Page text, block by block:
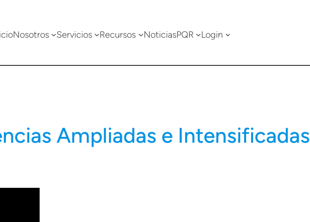
Nosotros Servicios Recursos NoticiasPQR Login
Ampliadas e Intensificadas